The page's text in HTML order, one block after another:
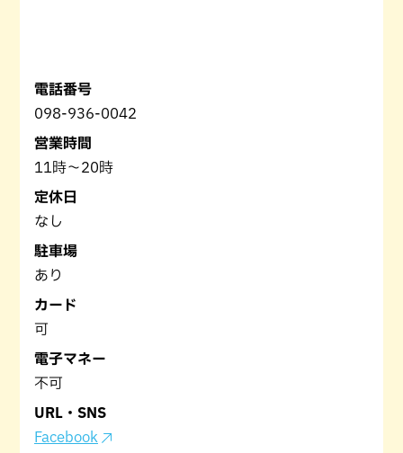
電話番号
098-936-0042
営業時間
11時～20時
定休日
なし
駐車場
あり
カード
可
電子マネー
不可
URL・SNS
Facebook